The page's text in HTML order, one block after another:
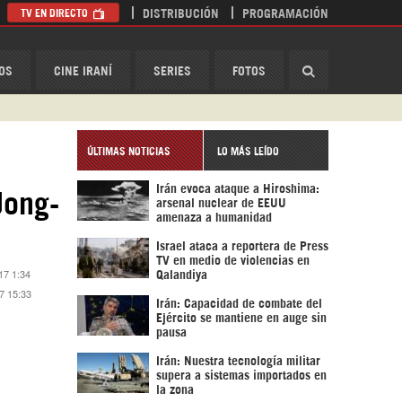
CINE IRANÍ SERIES FOTOS
TV EN DIRECTO DISTRIBUCIÓN PROGRAMACIÓN
1:34
15:33
ÚLTIMAS NOTICIAS LO MÁS LEÍDO
Irán evoca ataque a Hiroshima:
arsenal nuclear de EEUU
amenaza a humanidad
Israel ataca a reportera de Press
TV en medio de violencias en
Qalandiya
Irán: Capacidad de combate del
Ejército se mantiene en auge sin
pausa
Irán: Nuestra tecnología militar
supera a sistemas importados en
la zona